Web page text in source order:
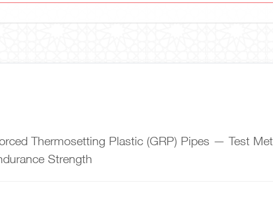
Thermosetting Plastic (GRP) Pipes — Test
Strength